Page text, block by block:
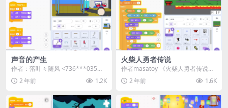
声音的产生
作者：落叶々随风 <736***035@q
q.com> | 站内用户...
2 年前 1.2K
火柴人勇者传说
作者masatoy 《火柴人勇者传说》
是一款充满神秘与挑战的动作冒险
游戏，玩家将...
2 年前 1.6K